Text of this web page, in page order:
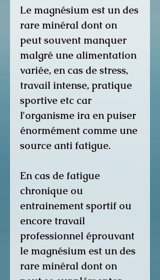
Le magnésium est un des
rare minéral dont on
peut souvent manquer
malgré une alimentation
variée, en cas de stress,
travail intense, pratique
sportive etc car
l'organisme ira en puiser
énormément comme une
source anti fatigue.
En cas de fatigue
chronique ou
entrainement sportif ou
encore travail
professionnel éprouvant
le magnésium est un des
rare minéral dont on